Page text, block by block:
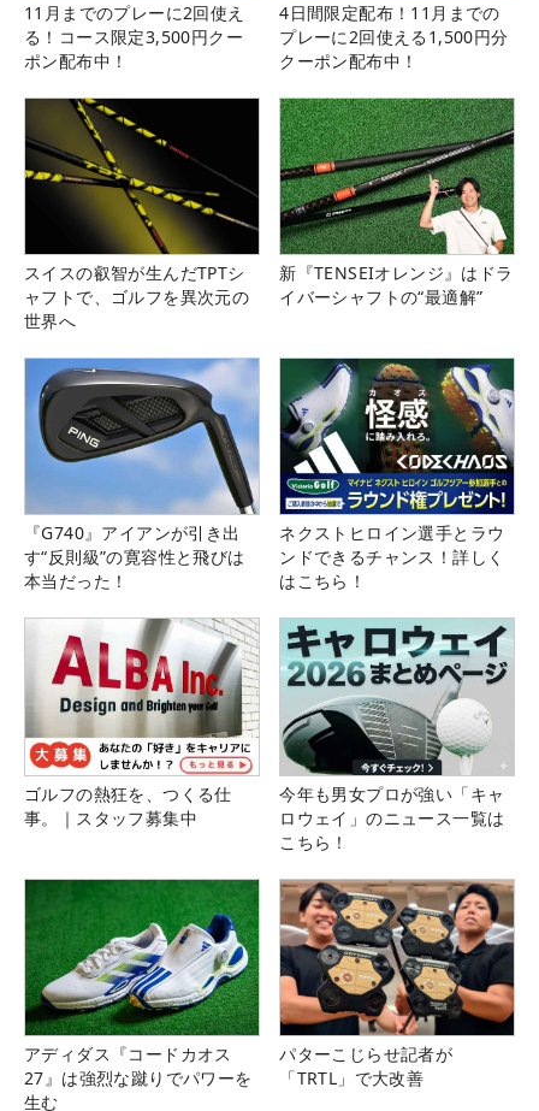
11月までのプレーに2回使え
る！コース限定3,500円クー
ポン配布中！
4日間限定配布！11月までの
プレーに2回使える1,500円分
クーポン配布中！
スイスの叡智が生んだTPTシ
ャフトで、ゴルフを異次元の
世界へ
新『TENSEIオレンジ』はドラ
イバーシャフトの“最適解”
『G740』アイアンが引き出
す“反則級”の寛容性と飛びは
本当だった！
ネクストヒロイン選手とラウ
ンドできるチャンス！詳しく
はこちら！
ゴルフの熱狂を、つくる仕
事。｜スタッフ募集中
今年も男女プロが強い「キャ
ロウェイ」のニュース一覧は
こちら！
アディダス『コードカオス
27』は強烈な蹴りでパワーを
生む
パターこじらせ記者が
「TRTL」で大改善